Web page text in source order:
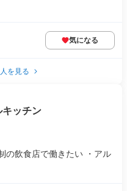
気になる
を見る
キッチン
の飲食店で働きたい ・アル